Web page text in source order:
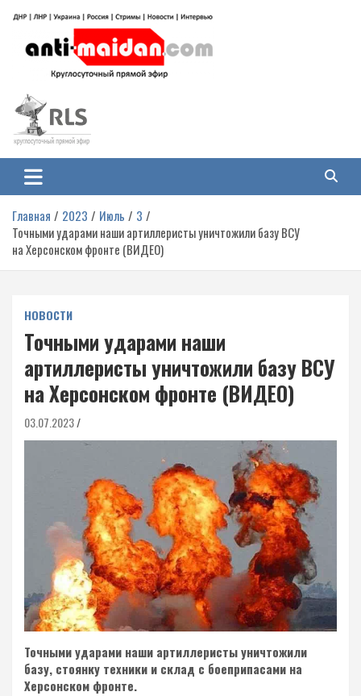
содержимому
Антимайдан: Гражданская война
на Украине
гражданской войне на Украине, включая события в Новороссии, ДНР,
ЛНР и других регионах.
Главная 2023 Июль
3
Точными ударами наши артиллеристы уничтожили базу ВСУ
на Херсонском фронте (ВИДЕО)
НОВОСТИ
Точными ударами наши
артиллеристы уничтожили базу ВСУ
на Херсонском фронте (ВИДЕО)
03.07.2023
Точными ударами наши артиллеристы уничтожили
базу, стоянку техники и склад с боеприпасами на
Херсонском фронте.